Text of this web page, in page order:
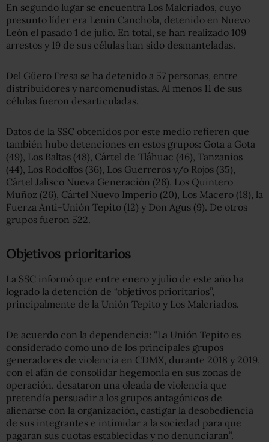
En segundo lugar se encuentra Los Malcriados, cuyo
presunto líder era Lenin Canchola, detenido en Nuevo
León el pasado 1 de julio. En total, se han realizado 109
arrestos y 19 de sus células han sido desmanteladas.
Del Güero Fresa se ha detenido a 57 personas, entre
distribuidores y narcomenudistas. Al menos 11 de sus
células fueron desarticuladas.
Datos de la SSC obtenidos por este medio refieren que
también hubo detenciones en estos grupos: Gota a Gota
(49), Los Baltas (48), Cártel de Tláhuac (46), Tanzanios
(44), Los Rodolfos (36), Los Guerreros y/o Rojos (35),
Cártel Jalisco Nueva Generación (26), Los Quintero
Muñoz (26), Cártel Nuevo Imperio (20), Los Macero (18), la
Fuerza Anti-Unión Tepito (12) y Don Agus (9). De otros
grupos fueron 522.
Objetivos prioritarios
La SSC informó que entre enero y julio de este año ha
logrado la detención de “objetivos prioritarios”,
principalmente de la Unión Tepito y Los Malcriados.
De acuerdo con la dependencia: “La Unión Tepito es
considerado como uno de los principales grupos
generadores de violencia en CDMX, durante 2018 y 2019,
con el afán de consolidar hegemonía en sus zonas de
operación, desataron una oleada de violencia que
pretendía persuadir a los grupos antagónicos de
alienarse con la organización, castigar la desobediencia
de sus integrantes e intimidar a la sociedad para que
pagaran sus cuotas establecidas y no denunciaran”.